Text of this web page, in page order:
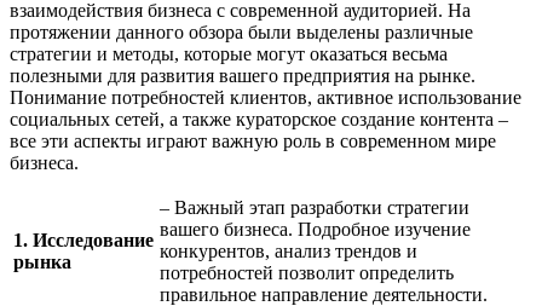
взаимодействия бизнеса с современной аудиторией. На
протяжении данного обзора были выделены различные
стратегии и методы, которые могут оказаться весьма
полезными для развития вашего предприятия на рынке.
Понимание потребностей клиентов, активное использование
социальных сетей, а также кураторское создание контента –
все эти аспекты играют важную роль в современном мире
бизнеса.
1. Исследование
рынка
– Важный этап разработки стратегии
вашего бизнеса. Подробное изучение
конкурентов, анализ трендов и
потребностей позволит определить
правильное направление деятельности.